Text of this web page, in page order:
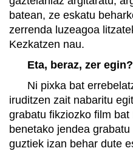
batean, ze eskatu
zerrenda luzeagoa
Kezkatzen nau.
Eta, beraz, zer egin?
Ni pixka bat
iruditzen zait nabaritu
grabatu fikziozko film bat
benetako jendea
guztiek izan behar dute